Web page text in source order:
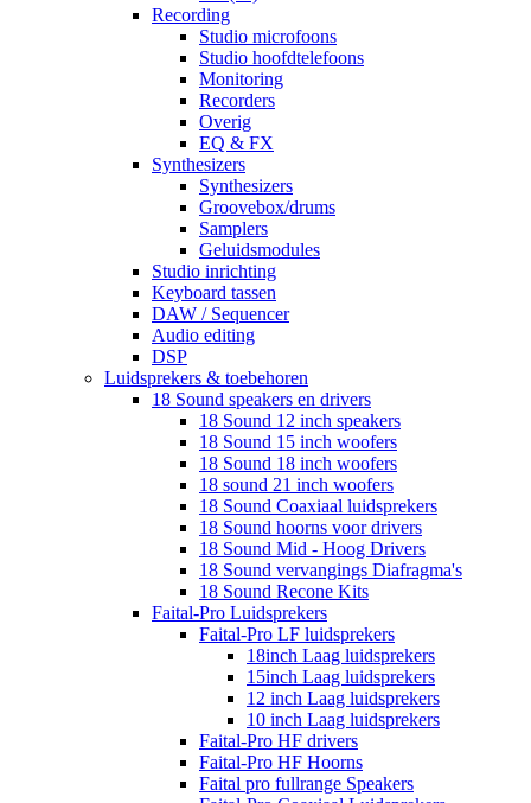
Recording
Studio microfoons
Studio hoofdtelefoons
Monitoring
Recorders
Overig
EQ & FX
Synthesizers
Synthesizers
Groovebox/drums
Samplers
Geluidsmodules
Studio inrichting
Keyboard tassen
DAW / Sequencer
Audio editing
DSP
Luidsprekers & toebehoren
18 Sound speakers en drivers
18 Sound 12 inch speakers
18 Sound 15 inch woofers
18 Sound 18 inch woofers
18 sound 21 inch woofers
18 Sound Coaxiaal luidsprekers
18 Sound hoorns voor drivers
18 Sound Mid - Hoog Drivers
18 Sound vervangings Diafragma's
18 Sound Recone Kits
Faital-Pro Luidsprekers
Faital-Pro LF luidsprekers
18inch Laag luidsprekers
15inch Laag luidsprekers
12 inch Laag luidsprekers
10 inch Laag luidsprekers
Faital-Pro HF drivers
Faital-Pro HF Hoorns
Faital pro fullrange Speakers